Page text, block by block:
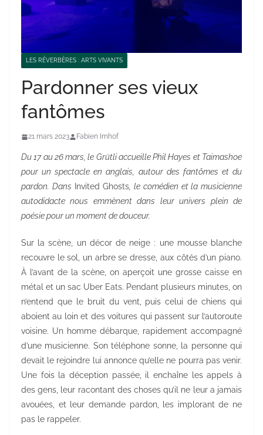
LES RÉVERBÈRES : ARTS VIVANTS
Pardonner ses vieux
fantômes
21 mars 2023 Fabien Imhof
Du 17 au 26 mars, le Grütli accueille Phil Hayes et Taimashoe
pour un spectacle en anglais, autour des fantômes et du
pardon. Dans
Invited Ghosts , le comédien et la musicienne
autodidacte nous emmènent dans leur univers plein de
poésie pour un moment de douceur.
Sur la scène, un décor de neige : une mousse blanche
recouvre le sol, un arbre se dresse, aux côtés d’un piano.
À l’avant de la scène, on aperçoit une grosse caisse en
métal et un sac Uber Eats. Pendant plusieurs minutes, on
n’entend que le bruit du vent, puis celui de chiens qui
aboient au loin et des voitures qui passent sur l’autoroute
voisine. Un homme débarque, rapidement accompagné
d’une musicienne. Son téléphone sonne, la personne qui
devait le rejoindre lui annonce qu’elle ne pourra pas venir.
Une fois la déception passée, il enchaîne les appels à
des gens, leur racontant des choses qu’il ne leur a jamais
avouées, et leur demande pardon, les implorant de ne
pas le rappeler.